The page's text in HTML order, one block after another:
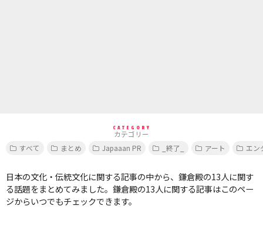
CATEGORY
カテゴリー
すべて
まとめ Japaaan PR _終了_ アート エン
日本の文化・伝統文化に関する記事の中から、鎌倉殿の13人に関す
る話題をまとめてみました。鎌倉殿の13人に関する記事はこのペー
ジからいつでもチェックできます。